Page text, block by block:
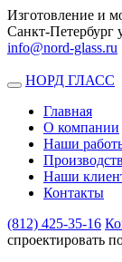
Изготовление и
Санкт-Петербург
info@nord-glass.ru
Toggle
navigation
НОРД ГЛАСС
Главная
О компании
Наши
Наши
Контакты
(812) 425-35-16
спроектировать